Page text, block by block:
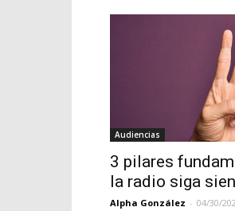
Audiencias
3 pilares
la radio siga
Alpha González - 04/30/